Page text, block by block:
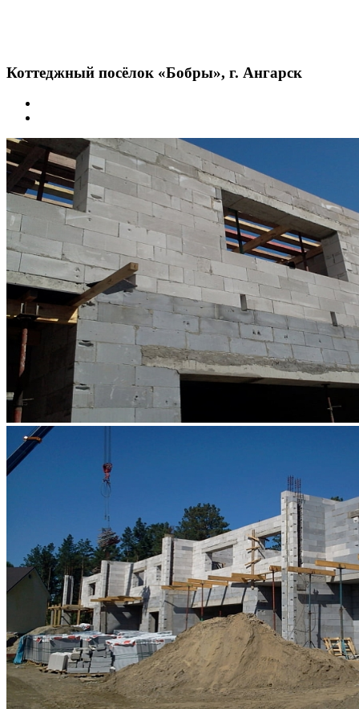
Коттеджный посёлок «Бобры», г. Ангарск